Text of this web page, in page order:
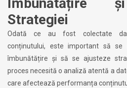
Strategiei
Odată ce au fost colectate
conținutului, este important să se
îmbunătățire și să se ajusteze
proces necesită o analiză atentă a
care afectează performanța